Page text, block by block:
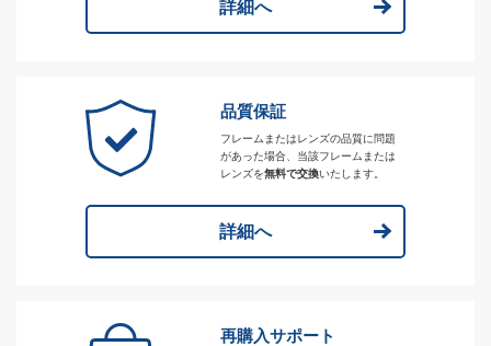
詳細へ
品質保証
フレームまたはレンズの品質に問題
があった場合、当該フレームまたは
レンズを無料で交換いたします。
詳細へ
再購入サポート